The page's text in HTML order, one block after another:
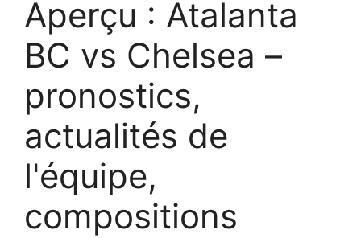
Aperçu : Atalanta
BC vs Chelsea –
pronostics,
actualités de
l'équipe,
compositions